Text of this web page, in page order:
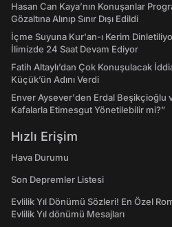
Hasan Can Kaya’nın Konuşanlar
Gözaltına Alınıp Sınır Dışı Edildi
İçme Suyuna Kur'an-ı Kerim
İlimizde 24 Saat Devam Ediyor
Fatih Altaylı’dan Çok Konuşulacak
Küçük’ün Adını Verdi
Enver Aysever'den Erdal Beşikçioğlu
Kafalarla Etimesgut Yönetilebilir mi?”
Hızlı Erişim
Hava Durumu
Son Depremler Listesi
Evlilik Yıl Dönümü Sözleri! En Özel
Evlilik Yıl dönümü Mesajları